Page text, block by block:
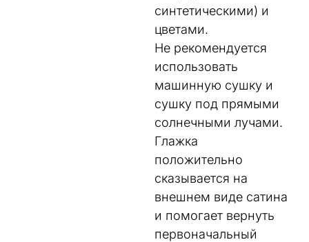
синтетическими) и
цветами.
Не рекомендуется
использовать
машинную сушку и
сушку под прямыми
солнечными лучами.
Глажка
положительно
сказывается на
внешнем виде сатина
и помогает вернуть
первоначальный